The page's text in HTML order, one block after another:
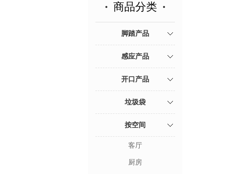
商品分类
脚踏产品
感应产品
开口产品
垃圾袋
按空间
客厅
厨房